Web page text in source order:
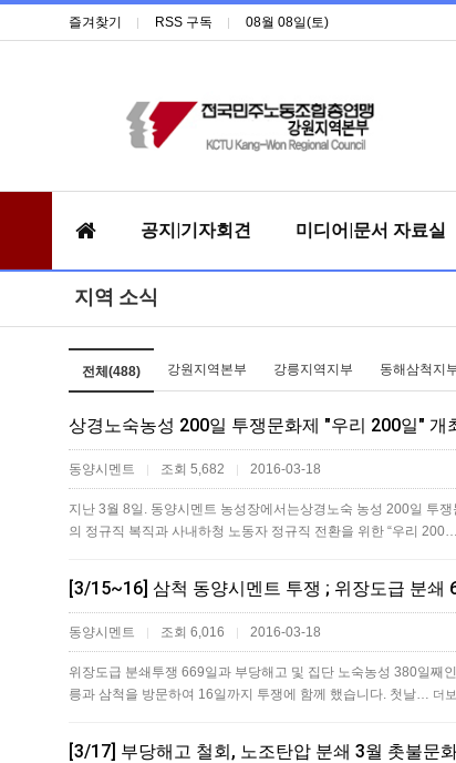
즐겨찾기 RSS 구독 08월 08일(토)
공지|기자회견 미디어|문서 자료실
지역 소식
전체(488) 강원지역본부 강릉지역지부 동해삼척지
상경노숙농성 200일 투쟁문화제 "우리 200일" 개
동양시멘트 | 조회 5,682 | 2016-03-18
지난 3월 8일. 동양시멘트 농성장에서는상경노숙 농성 200일 투
의 정규직 복직과 사내하청 노동자 정규직 전환을 위한 “우리 200…
[3/15~16] 삼척 동양시멘트 투쟁 ; 위장도급 분쇄
동양시멘트 | 조회 6,016 | 2016-03-18
위장도급 분쇄투쟁 669일과 부당해고 및 집단 노숙농성 380일째
릉과 삼척을 방문하여 16일까지 투쟁에 함께 했습니다. 첫날… 더
[3/17] 부당해고 철회, 노조탄압 분쇄 3월 촛불문